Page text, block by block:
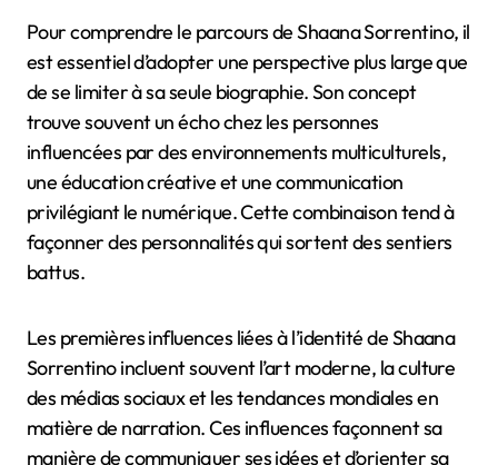
Pour comprendre le parcours de Shaana Sorrentino, il
est essentiel d’adopter une perspective plus large que
de se limiter à sa seule biographie. Son concept
trouve souvent un écho chez les personnes
influencées par des environnements multiculturels,
une éducation créative et une communication
privilégiant le numérique. Cette combinaison tend à
façonner des personnalités qui sortent des sentiers
battus.
Les premières influences liées à l’identité de Shaana
Sorrentino incluent souvent l’art moderne, la culture
des médias sociaux et les tendances mondiales en
matière de narration. Ces influences façonnent sa
manière de communiquer ses idées et d’orienter sa